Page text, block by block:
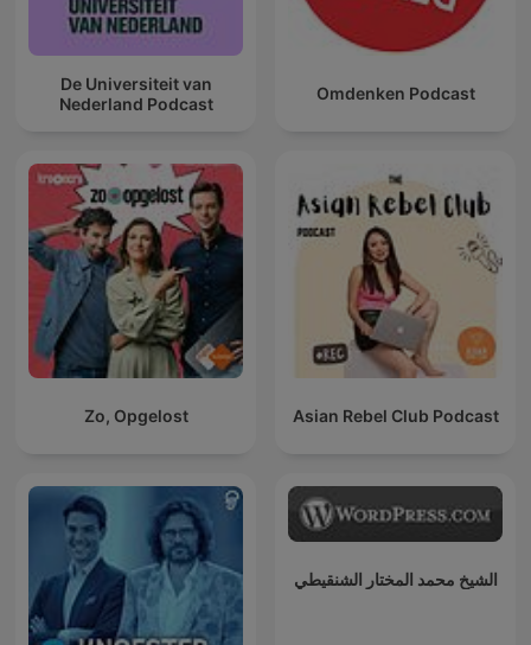
De Universiteit van
Nederland Podcast
Omdenken Podcast
Zo, Opgelost Asian Rebel Club Podcast
الشيخ محمد المختار الشنقيطي